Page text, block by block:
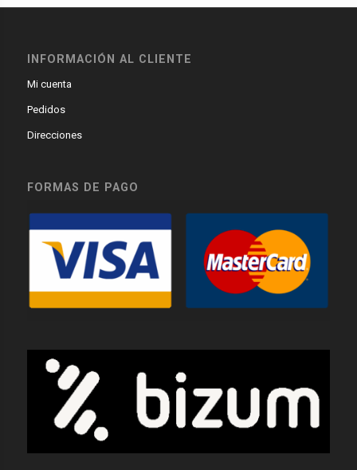
INFORMACIÓN AL CLIENTE
Mi cuenta
Pedidos
Direcciones
FORMAS DE PAGO